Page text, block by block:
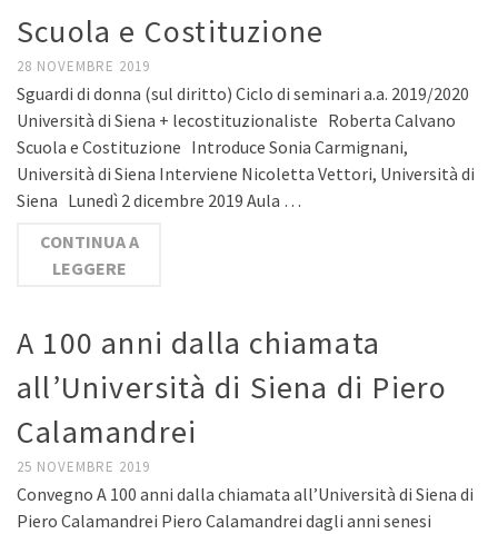
Scuola e Costituzione
28 NOVEMBRE 2019
Sguardi di donna (sul diritto) Ciclo di seminari a.a. 2019/2020
Università di Siena + lecostituzionaliste Roberta Calvano
Scuola e Costituzione Introduce Sonia Carmignani,
Università di Siena Interviene Nicoletta Vettori, Università di
Siena Lunedì 2 dicembre 2019 Aula …
CONTINUA A
LEGGERE
A 100 anni dalla chiamata
all’Università di Siena di Piero
Calamandrei
25 NOVEMBRE 2019
Convegno A 100 anni dalla chiamata all’Università di Siena di
Piero Calamandrei Piero Calamandrei dagli anni senesi